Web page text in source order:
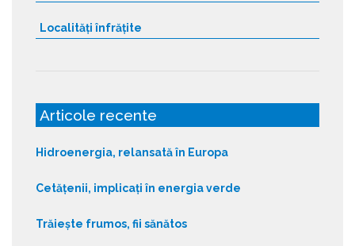
Localități înfrățite
Articole recente
Hidroenergia, relansată în Europa
Cetățenii, implicați în energia verde
Trăiește frumos, fii sănătos